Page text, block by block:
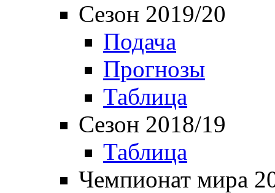
Сезон 2019/20
Подача
Прогнозы
Таблица
Сезон 2018/19
Таблица
Чемпионат мира